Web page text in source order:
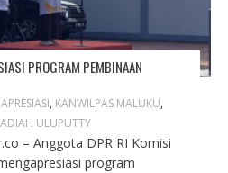
PROGRAM PEMBINAAN
APRESIASI, KANWILPAS MALUKU,
ULUPUTTY
– Anggota DPR RI Komisi
program